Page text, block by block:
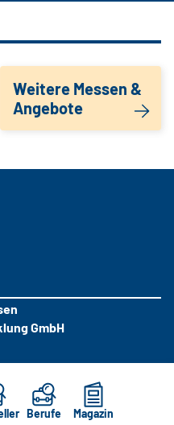
Weitere Messen &
Angebote
Berufe Magazin
GmbH